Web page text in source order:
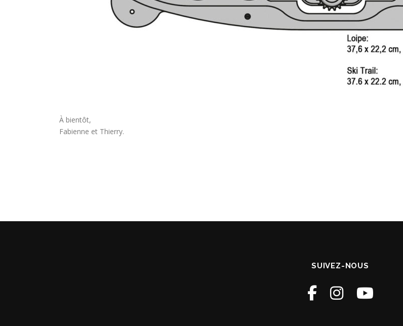
À bientôt,
Fabienne et Thierry.
SUIVEZ-NOUS